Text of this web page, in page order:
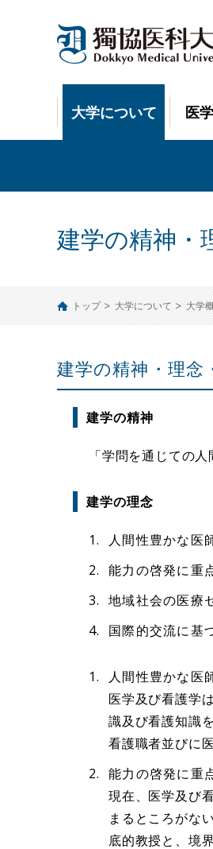
大学について 医
建学の精神・
トップ 大学について 大学
建学の精神・理念
建学の精神
「学問を通じての人
建学の理念
人間性豊かな医
能力の啓発に重
地域社会の医療
国際的交流に基
人間性豊かな医
医学及び看護学
識及び看護知識
看護職者並びに
能力の啓発に重
現在、医学及び
まるところがな
底的教授と、境